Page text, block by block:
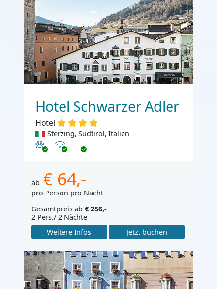
Hotel Schwarzer Adler
Hotel
Sterzing, Südtirol, Italien
Haustiere erlaubt
Internet
ab € 64,-
pro Person pro Nacht
Gesamtpreis ab € 256,-
2 Pers./ 2 Nächte
Weitere Infos
Jetzt buchen